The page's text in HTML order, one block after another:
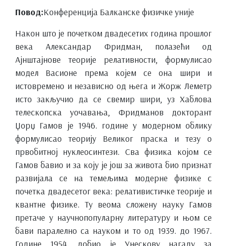
Повод:Конференција Балканске физичке уније
Након што је почетком двадесетих година прошлог
века Александар Фридман, полазећи од
Ајнштајнове теорије релативности, формулисао
модел Васионе према којем се она шири и
истовремено и независно од њега и Жорж Леметр
исто закључио да се свемир шири, уз Хаблова
телескопска уочавања, Фридманов докторант
Џорџ Гамов је 1946. године у модерном облику
формулисао теорију Великог праска и тезу о
првобитној нуклеосинтези. Сва физика којом се
Гамов бавио и за коју је још за живота био признат
развијала се на темељима модерне физике с
почетка двадесетог века: релативистичке теорије и
квантне физике. Ту веома сложену науку Гамов
претаче у научнопопуларну литературу и њом се
бави паралелно са науком и то од 1939. до 1967.
Године 1954. добио је Унескову нагаду за